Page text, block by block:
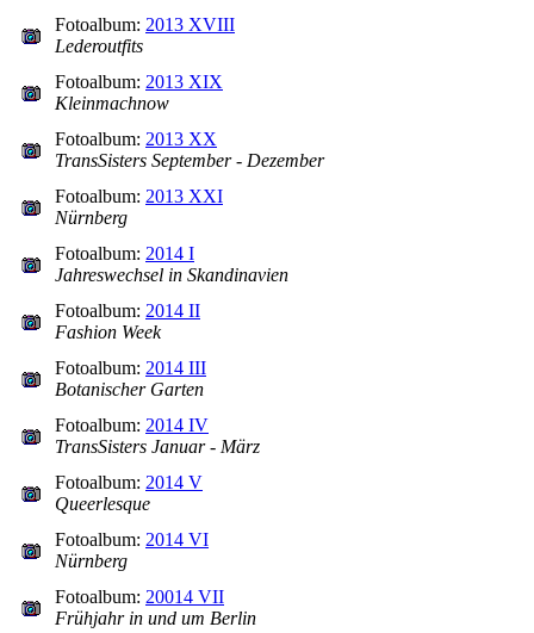
Fotoalbum: 2013 XVIII
Lederoutfits
Fotoalbum: 2013 XIX
Kleinmachnow
Fotoalbum: 2013 XX
TransSisters September - Dezember
Fotoalbum: 2013 XXI
Nürnberg
Fotoalbum: 2014 I
Jahreswechsel in Skandinavien
Fotoalbum: 2014 II
Fashion Week
Fotoalbum: 2014 III
Botanischer Garten
Fotoalbum: 2014 IV
TransSisters Januar - März
Fotoalbum: 2014 V
Queerlesque
Fotoalbum: 2014 VI
Nürnberg
Fotoalbum: 20014 VII
Frühjahr in und um Berlin